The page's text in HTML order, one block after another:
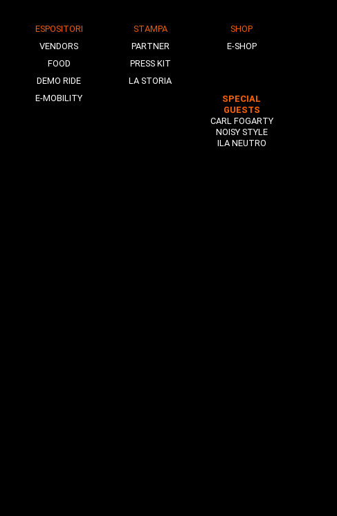
ESPOSITORI
VENDORS
FOOD
DEMO RIDE
E-MOBILITY
STAMPA
PARTNER
PRESS KIT
LA STORIA
SHOP
E-SHOP
SPECIAL
GUESTS
CARL FOGARTY
NOISY STYLE
ILA NEUTRO